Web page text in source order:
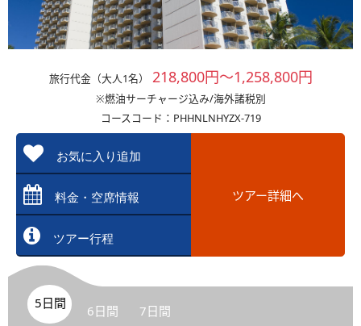
旅行代金（大人1名） 218,800円～1,258,800円
※燃油サーチャージ込み/海外諸税別
コースコード：PHHNLNHYZX-719
お気に入り追加
料金・空席情報
ツアー行程
ツアー詳細へ
5日間 6日間 7日間